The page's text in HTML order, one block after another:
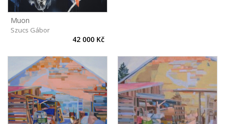
Muon
Szucs Gábor
42 000 Kč